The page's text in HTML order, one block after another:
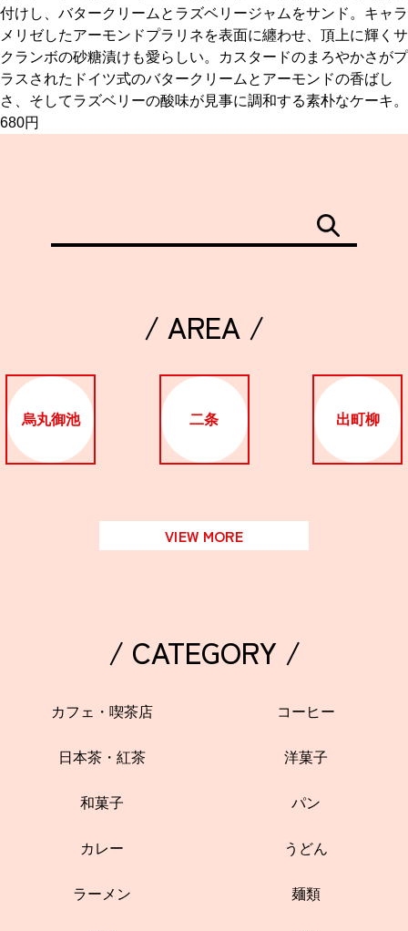
京都おやつクラブ
私と店のはなし
関西で開催。
おすすめの展覧会
おすすめの映画
おすすめの本
付けし、バタークリームとラズベリージャムをサンド。キャラ
メリゼしたアーモンドプラリネを表面に纏わせ、頂上に輝くサ
クランボの砂糖漬けも愛らしい。カスタードのまろやかさがプ
ラスされたドイツ式のバタークリームとアーモンドの香ばし
さ、そしてラズベリーの酸味が見事に調和する素朴なケーキ。
680円
/ AREA /
烏丸御池 二条 出町柳
VIEW MORE
/ CATEGORY /
カフェ・喫茶店 コーヒー
日本茶・紅茶 洋菓子
和菓子 パン
カレー うどん
ラーメン 麺類